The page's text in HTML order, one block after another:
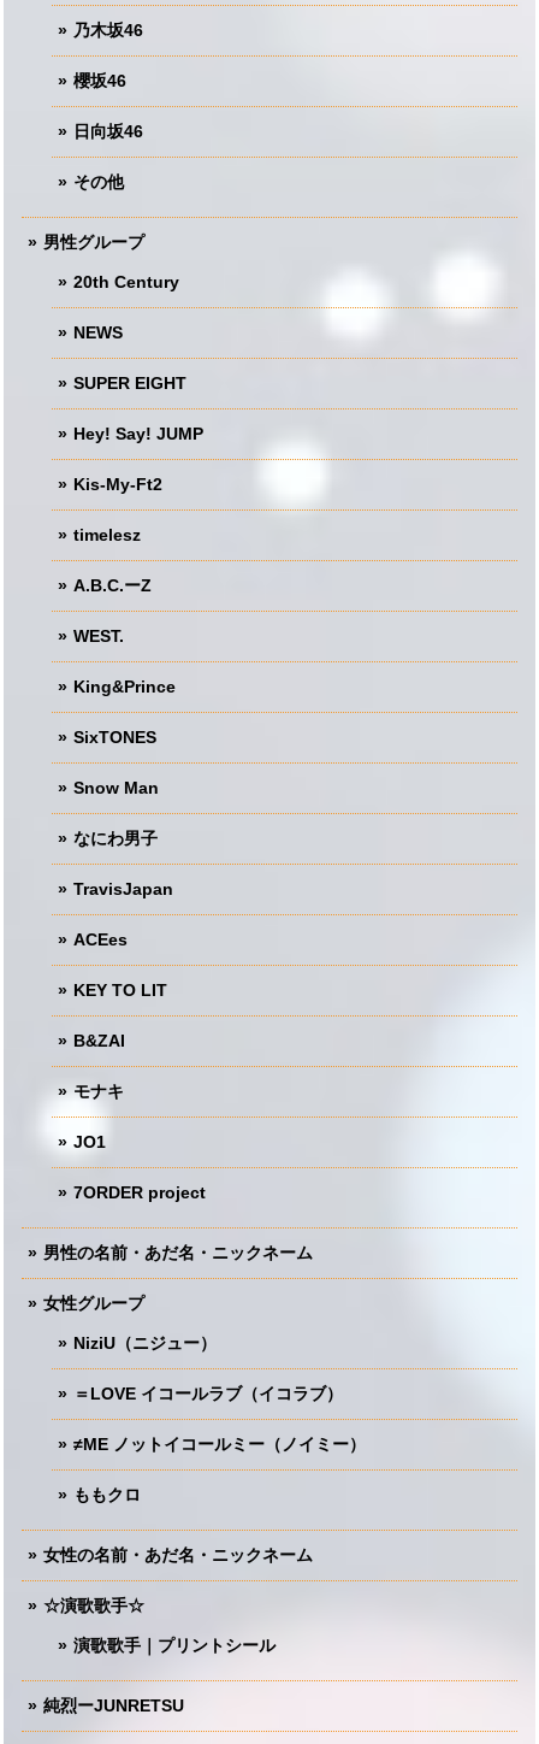
乃木坂46
櫻坂46
日向坂46
その他
男性グループ
20th Century
NEWS
SUPER EIGHT
Hey! Say! JUMP
Kis-My-Ft2
timelesz
A.B.C.ーZ
WEST.
King&Prince
SixTONES
Snow Man
なにわ男子
TravisJapan
ACEes
KEY TO LIT
B&ZAI
モナキ
JO1
7ORDER project
男性の名前・あだ名・ニックネーム
女性グループ
NiziU（ニジュー）
＝LOVE イコールラブ（イコラブ）
≠ME ノットイコールミー（ノイミー）
ももクロ
女性の名前・あだ名・ニックネーム
☆演歌歌手☆
演歌歌手｜プリントシール
純烈ーJUNRETSU